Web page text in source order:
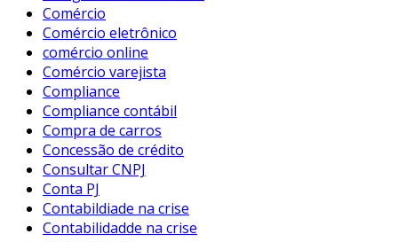
Comércio
Comércio eletrônico
comércio online
Comércio varejista
Compliance
Compliance contábil
Compra de carros
Concessão de crédito
Consultar CNPJ
Conta PJ
Contabildiade na crise
Contabilidadde na crise